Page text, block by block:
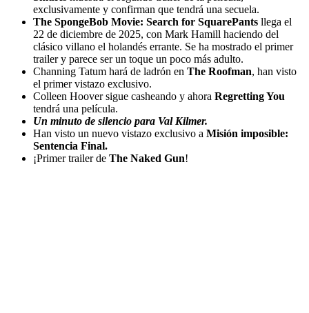
exclusivamente y confirman que tendrá una secuela.
The SpongeBob Movie: Search for SquarePants llega el
22 de diciembre de 2025, con Mark Hamill haciendo del
clásico villano el holandés errante. Se ha mostrado el primer
trailer y parece ser un toque un poco más adulto.
Channing Tatum hará de ladrón en The Roofman, han visto
el primer vistazo exclusivo.
Colleen Hoover sigue casheando y ahora Regretting You
tendrá una película.
Un minuto de silencio para Val Kilmer.
Han visto un nuevo vistazo exclusivo a Misión imposible:
Sentencia Final.
¡Primer trailer de The Naked Gun!